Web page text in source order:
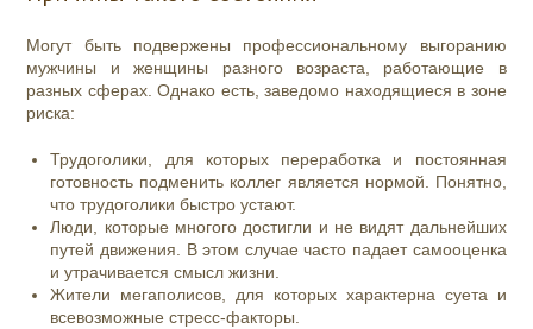
Могут быть подвержены профессиональному выгоранию
мужчины и женщины разного возраста, работающие в
разных сферах. Однако есть, заведомо находящиеся в зоне
риска:
Трудоголики, для которых переработка и постоянная
готовность подменить коллег является нормой. Понятно,
что трудоголики быстро устают.
Люди, которые многого достигли и не видят дальнейших
путей движения. В этом случае часто падает самооценка
и утрачивается смысл жизни.
Жители мегаполисов, для которых характерна суета и
всевозможные стресс-факторы.